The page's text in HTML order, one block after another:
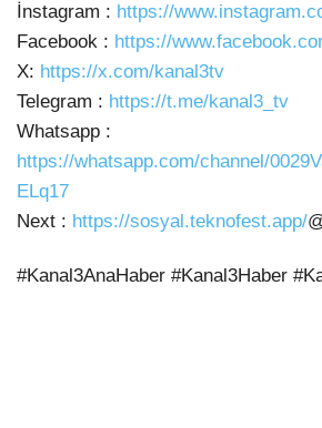
İnstagram : https://
Facebook : https://
X: https://x.com/kanal3tv
Telegram : https://t.me/kanal3_tv
Whatsapp :
https://whatsapp.com/channel/
ELq17
Next : https://sosyal.teknofest.app/
#Kanal3AnaHaber #Kanal3Haber